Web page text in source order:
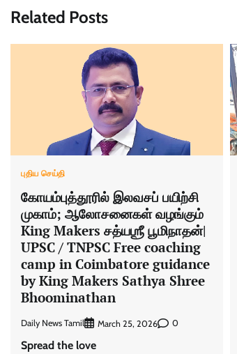
Related Posts
புதிய செய்தி
கோயம்புத்தூரில் இலவசப் பயிற்சி
முகாம்; ஆலோசனைகள் வழங்கும்
King Makers சத்யஶ்ரீ பூமிநாதன்|
UPSC / TNPSC Free coaching
camp in Coimbatore guidance
by King Makers Sathya Shree
Bhoominathan
Daily News Tamil March 25, 2026 0
Spread the love